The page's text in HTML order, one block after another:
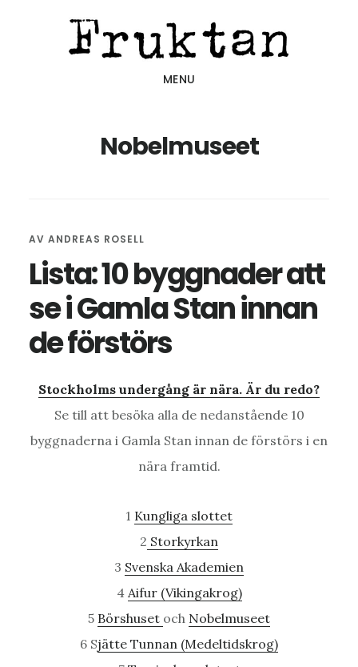
MENU
Nobelmuseet
AV ANDREAS ROSELL
Lista: 10 byggnader att
se i Gamla Stan innan
de förstörs
Stockholms undergång är nära. Är du redo?
Se till att besöka alla de nedanstående 10
byggnaderna i Gamla Stan innan de förstörs i en
nära framtid.
1 Kungliga slottet
2 Storkyrkan
3 Svenska Akademien
4 Aifur (Vikingakrog)
5 Börshuset och Nobelmuseet
6 Sjätte Tunnan (Medeltidskrog)